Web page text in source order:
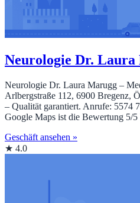
Neurologie Dr. Laura
Neurologie Dr. Laura Marugg –
Arlbergstraße 112, 6900 Bregenz,
– Qualität garantiert. Anrufe: 5574
Google Maps ist die Bewertung 5/5
Geschäft ansehen »
★ 4.0